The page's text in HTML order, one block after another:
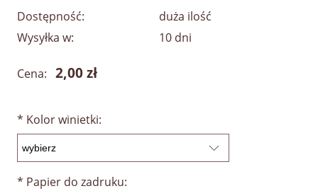
Dostępność:
duża ilość
Wysyłka w:
10 dni
Cena: 2,00 zł
* Kolor winietki:
* Papier do zadruku: